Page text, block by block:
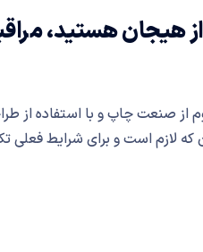
از هیجان هستید،
از صنعت چاپ و با استفاده از
لازم است و برای شرایط فعلی